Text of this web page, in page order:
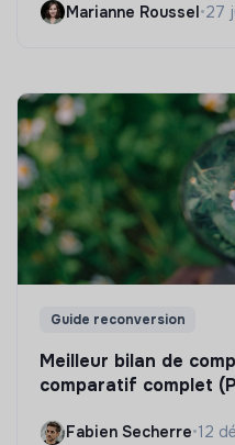
Marianne Roussel•27
Guide reconversion
Meilleur bilan de
comparatif complet
Fabien Secherre•12